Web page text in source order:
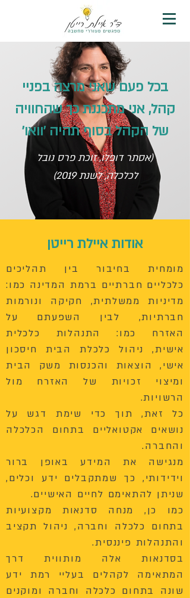
בכל פעם שאני מרצה בפניי
קהל, אני מתכננת כך שהחוויה
של הקהל בסוף תהיה 'וואו'
(אסתר דופלו, זוכת פרס נובל
לכלכלה, לשנת 2019)
אודות איילת רייטן
מומחית בחיבור בין תהליכים
כלכליים חברתיים ברמת המדינה כמו:
מדיניות ממשלתית, חקיקה ונורמות
חברתיות, לבין השפעתם על
האזרח כמו: התנהלות כלכלית
אישית, ניהול כלכלת הבית חיסכון
אישי, הוצאות והכנסות משק הבית
ומיצוי זכויות של האזרח מול
הרשויות.
כל זאת, תוך כדי שימת דגש על
נושאים אקטואליים בתחום הכלכלה
והחברה.
​מנגישה את המידע באופן ברור
וידידותי, כך שמתקבלים ידע וכלים,
שניתן להתאימם לחיים האישיים.
כמו כן, מנחה סדנאות מקצועיות
בתחום כלכלה וחברה, ניהול תקציב
והתנהלות פיננסית.
בסדנאות אלה מותווית דרך
המתאימה לקהלים בעליי רמת ידע
שונה בתחום כלכלה וחברה ומוקנים